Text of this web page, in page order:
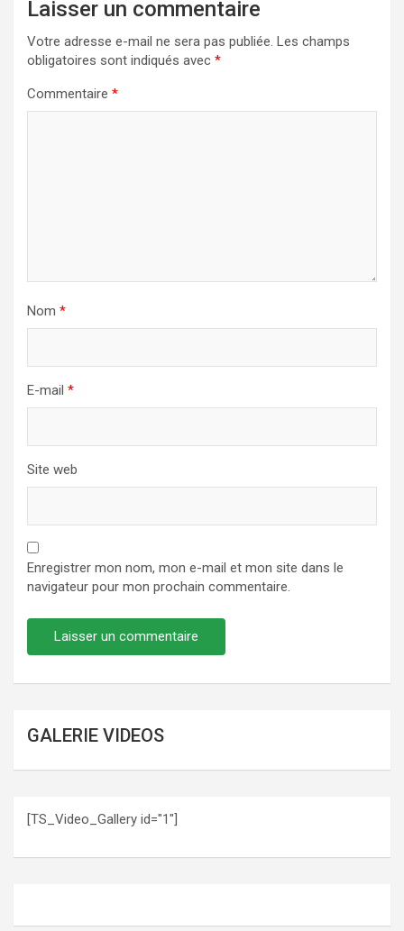
Laisser un commentaire
Votre adresse e-mail ne sera pas publiée. Les champs
obligatoires sont indiqués avec *
Commentaire *
Nom *
E-mail *
Site web
Enregistrer mon nom, mon e-mail et mon site dans le
navigateur pour mon prochain commentaire.
GALERIE VIDEOS
[TS_Video_Gallery id="1"]